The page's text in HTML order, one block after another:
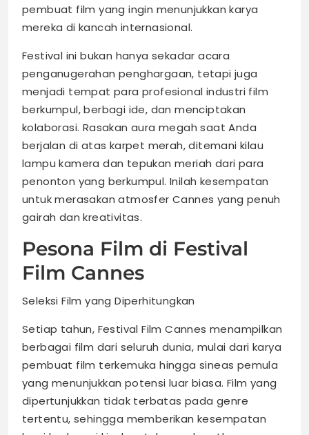
pembuat film yang ingin menunjukkan karya
mereka di kancah internasional.
Festival ini bukan hanya sekadar acara
penganugerahan penghargaan, tetapi juga
menjadi tempat para profesional industri film
berkumpul, berbagi ide, dan menciptakan
kolaborasi. Rasakan aura megah saat Anda
berjalan di atas karpet merah, ditemani kilau
lampu kamera dan tepukan meriah dari para
penonton yang berkumpul. Inilah kesempatan
untuk merasakan atmosfer Cannes yang penuh
gairah dan kreativitas.
Pesona Film di Festival
Film Cannes
Seleksi Film yang Diperhitungkan
Setiap tahun, Festival Film Cannes menampilkan
berbagai film dari seluruh dunia, mulai dari karya
pembuat film terkemuka hingga sineas pemula
yang menunjukkan potensi luar biasa. Film yang
dipertunjukkan tidak terbatas pada genre
tertentu, sehingga memberikan kesempatan